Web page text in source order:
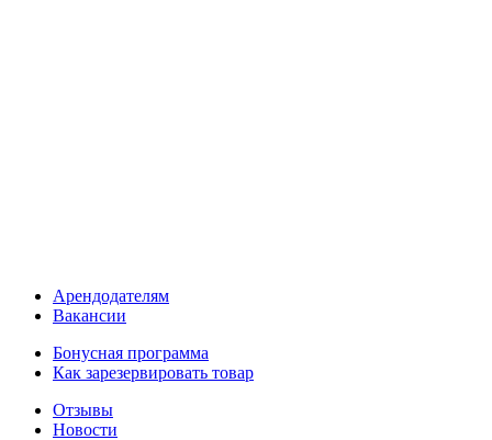
Арендодателям
Вакансии
Бонусная программа
Как зарезервировать товар
Отзывы
Новости